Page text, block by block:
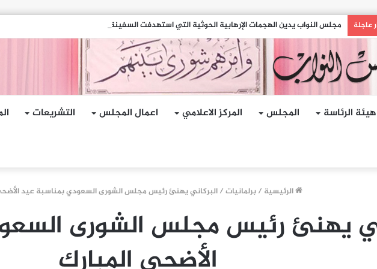
عاجلة مجلس النواب يدين الهجمات الإرهابية الحوثية التي استهدفت السفينة الهندية في البحر الأحمر
هيئة الرئاسة المجلس المركز الاعلامي اعمال المجلس التشريعات
الرئيسية / برلمانيات/ البركاني يهنئ رئيس مجلس الشورى السعودي بمناسبة عيد
يهنئ رئيس مجلس الشورى